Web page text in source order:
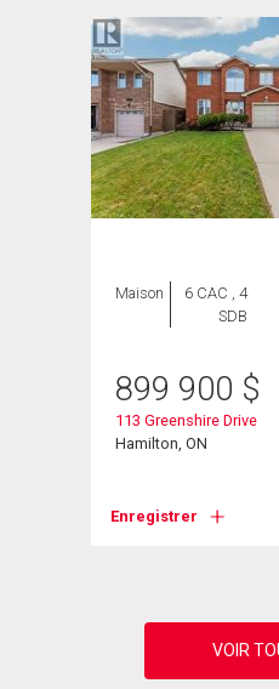
Maison
6 CAC , 4
SDB
899 900 $
113 Greenshire Drive
Hamilton, ON
Enregistrer